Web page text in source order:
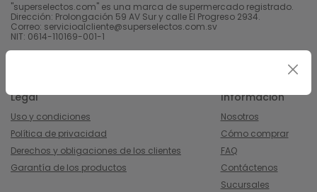
"superselectos.com" es una marca de supermercado registrado.
Dirección: Prolongación 59 AV Sur y calle El Progreso 2934.
Correo: servicioalcliente@superselectos.com.sv
NIT: 0614-110169-001-1
Legal
Uso y condiciones
Política de privacidad
Derechos y obligaciones de los clientes
Garantía de los productos
Información
Nosotros
Cómo comprar
FAQ
Contáctenos
Sucursales